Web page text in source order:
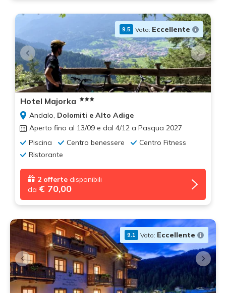
9.5 Voto: Eccellente
Hotel Majorka
Andalo, Dolomiti e Alto Adige
Aperto fino al 13/09 e dal 4/12 a Pasqua 2027
Piscina
Centro benessere
Centro Fitness
Ristorante
2 offerte disponibili
da € 70,00
9.1 Voto: Eccellente